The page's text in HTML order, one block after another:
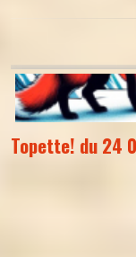
Topette! du 24